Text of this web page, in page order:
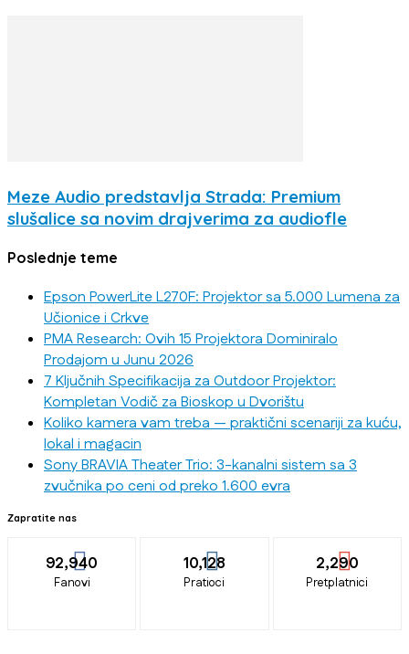
Meze Audio predstavlja Strada: Premium
slušalice sa novim drajverima za audiofle
Poslednje teme
Epson PowerLite L270F: Projektor sa 5.000 Lumena za
Učionice i Crkve
PMA Research: Ovih 15 Projektora Dominiralo
Prodajom u Junu 2026
7 Ključnih Specifikacija za Outdoor Projektor:
Kompletan Vodič za Bioskop u Dvorištu
Koliko kamera vam treba — praktični scenariji za kuću,
lokal i magacin
Sony BRAVIA Theater Trio: 3-kanalni sistem sa 3
zvučnika po ceni od preko 1.600 evra
Zapratite nas
92,940
Fanovi
10,128
Pratioci
2,290
Pretplatnici